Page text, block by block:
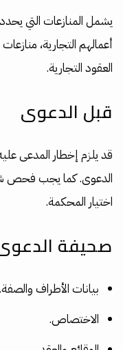
يشمل المنازعات التي
أعمالهم التجارية،
العقود التجارية.
قبل الدعوى
قد يلزم إخطار المدعى
الدعوى. كما يجب فحص
اختيار المحكمة.
صحيفة
بيانات الأطراف والصفة.
الاختصاص.